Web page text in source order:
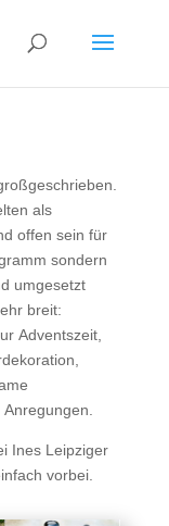
als
offen sein für
sondern
umgesetzt
breit:
Adventszeit,
Ines Leipziger
vorbei.